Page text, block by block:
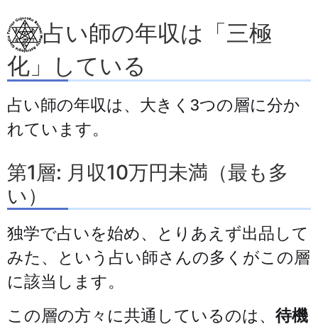
占い師の年収は「三極
化」している
占い師の年収は、大きく3つの層に分か
れています。
第1層: 月収10万円未満（最も多
い）
独学で占いを始め、とりあえず出品して
みた、という占い師さんの多くがこの層
に該当します。
この層の方々に共通しているのは、 待機